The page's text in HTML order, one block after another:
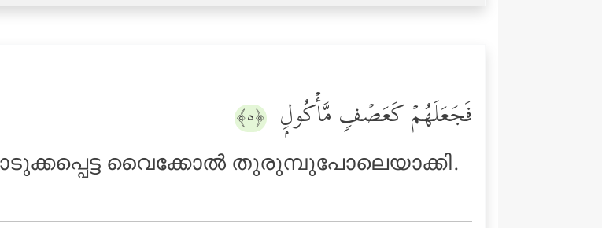
فَجَعَلَهُمۡ كَعَصۡفࣲ مَّأۡكُولِۭ ﴿٥﴾
വൈക്കോല്‍ തുരുമ്പുപോലെയാക്കി.